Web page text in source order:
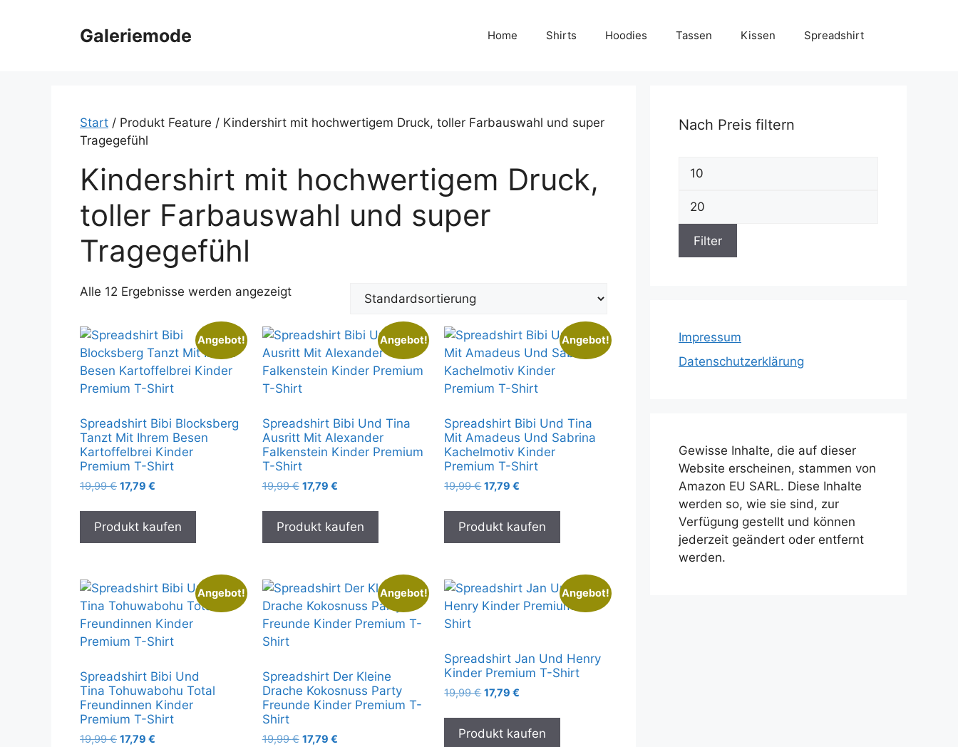
Galeriemode Home Shirts Hoodies Tassen Kissen Spreadshirt
Start / Produkt Feature / Kindershirt mit hochwertigem Druck, toller Farbauswahl und super
Tragegefühl
Kindershirt mit hochwertigem Druck,
toller Farbauswahl und super
Tragegefühl
Alle 12 Ergebnisse werden angezeigt
Angebot!
Spreadshirt Bibi Blocksberg
Tanzt Mit Ihrem Besen
Kartoffelbrei Kinder
Premium T-Shirt
19,99€ Ursprünglicher
war:
19,99 €
17,79 €
ist:
17,79 €.
Produkt kaufen
Angebot!
Spreadshirt Bibi Und Tina
Ausritt Mit Alexander
Falkenstein Kinder Premium
T-Shirt
19,99€ Ursprünglicher
war:
19,99 €
17,79 €Aktueller
ist:
17,79 €.
Produkt kaufen
Angebot!
Spreadshirt Bibi Und Tina
Mit Amadeus Und Sabrina
Kachelmotiv Kinder
Premium T-Shirt
19,99€ Ursprünglicher
war:
19,99 €
17,79€
ist:
17,79 €.
Produkt kaufen
Angebot!
Spreadshirt Bibi Und
Tina Tohuwabohu Total
Freundinnen Kinder
Premium T-Shirt
19,99€ Ursprünglicher
17,79 €
Angebot!
Spreadshirt Der Kleine
Drache Kokosnuss Party
Freunde Kinder Premium T-
Shirt
19,99€ Ursprünglicher
17,79 €Aktueller
Angebot!
Spreadshirt Jan Und Henry
Kinder Premium T-Shirt
19,99€ Ursprünglicher
war:
19,99 €
17,79€
ist:
17,79 €.
Produkt kaufen
Nach Preis filtern
Min.
Max.
Preis
Filter
Impressum
Datenschutzerklärung
Gewisse Inhalte, die auf dieser
Website erscheinen, stammen von
Amazon EU SARL. Diese Inhalte
werden so, wie sie sind, zur
Verfügung gestellt und können
jederzeit geändert oder entfernt
werden.